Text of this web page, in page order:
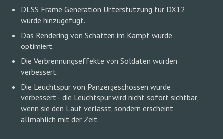
DLSS Frame Generation Unterstützung für DX12
wurde hinzugefügt.
Das Rendering von Schatten im Kampf wurde
optimiert.
Die Verbrennungseffekte von Soldaten wurden
verbessert.
Die Leuchtspur von Panzergeschossen wurde
verbessert - die Leuchtspur wird nicht sofort sichtbar,
wenn sie den Lauf verlässt, sondern erscheint
allmählich mit der Zeit.